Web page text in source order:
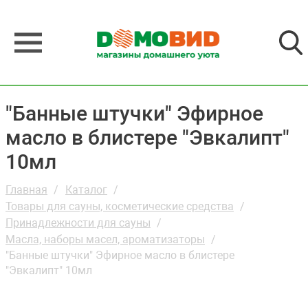
"Банные штучки" Эфирное
масло в блистере "Эвкалипт"
10мл
Главная
Каталог
Товары для сауны, косметические средства
Принадлежности для сауны
Масла, наборы масел, ароматизаторы
"Банные штучки" Эфирное масло в блистере
"Эвкалипт" 10мл